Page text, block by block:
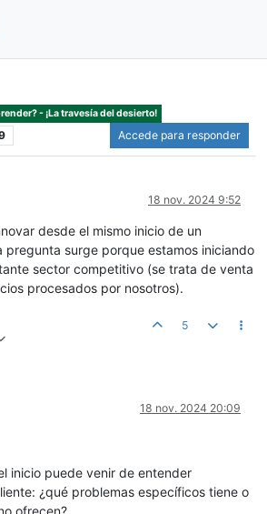
- ¡La travesía del desierto!
Accede para responder
18 nov. 2024 9:52
desde el mismo inicio de un
pregunta surge porque estamos iniciando
sector competitivo (se trata de venta
procesados por nosotros).
5
18 nov. 2024 20:09
inicio puede venir de entender
¿qué problemas específicos tiene o
ofrecen?